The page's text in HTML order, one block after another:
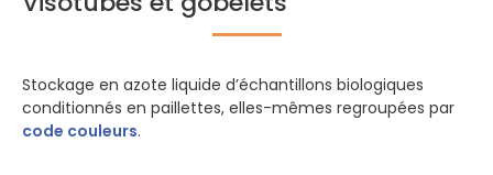
Stockage en azote liquide d’échantillons biologiques
conditionnés en paillettes, elles-mêmes regroupées par
code couleurs.